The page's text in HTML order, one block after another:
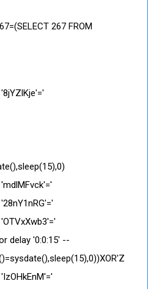
267 FROM
delay '0:0:15' --